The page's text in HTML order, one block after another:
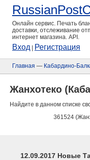
Онлайн сервис. Печать
доставки, отслеживание
интернет магазина. API.
Вход Регистрация
Главная — Кабардино-
Жанхотеко
Найдите в данном списке
361524
12.09.2017 Новые